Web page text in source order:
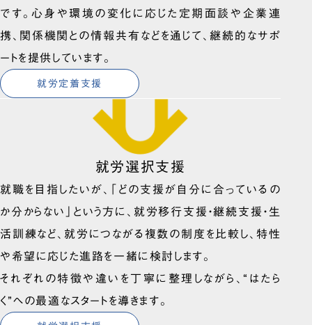
です。心身や環境の変化に応じた定期面談や企業連
携、関係機関との情報共有などを通じて、継続的なサポ
ートを提供しています。
就労定着支援
就労選択支援
就職を目指したいが、「どの支援が自分に合っているの
か分からない」という方に、就労移行支援・継続支援・生
活訓練など、就労につながる複数の制度を比較し、特性
や希望に応じた進路を一緒に検討します。
それぞれの特徴や違いを丁寧に整理しながら、“はたら
く”への最適なスタートを導きます。